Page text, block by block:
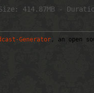
414.87MB -
Generator , an open